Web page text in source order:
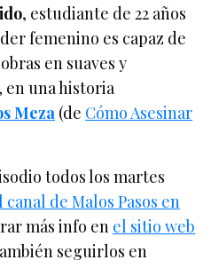
, estudiante de 22 años
femenino es capaz de
en suaves y
en una historia
Meza (de Cómo Asesinar
todos los martes
canal de Malos Pasos en
más info en el sitio web
seguirlos en